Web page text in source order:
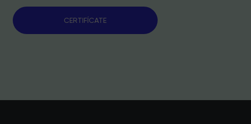
CERTIFÍCATE